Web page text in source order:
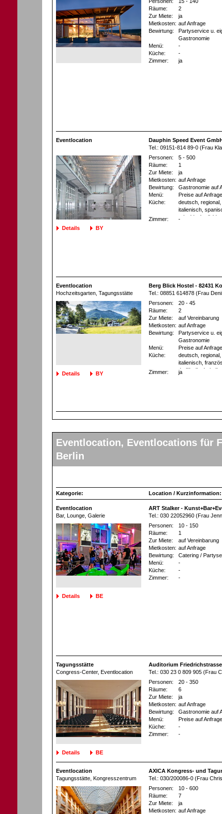
Räume:
2
Zur Miete:
ja
Mietkosten: auf Anfrage
Bewirtung:
Partyservice u.
Gastronomie
Menü:
-
Küche:
-
Zimmer:
ja
Eventlocation
Dauphin Speed Event
Tel.: 09151-814 89-0 (Frau
Details BY
Personen:
5 - 500
Räume:
1
Zur Miete:
ja
Mietkosten: auf Anfrage
Bewirtung:
Gastronomie auf
Menü:
Preise auf Anfrage
Küche:
deutsch,
italienisch,
griechisch,
Zimmer: -
Eventlocation
Hochzeitsgarten , Tagungsstätte
Berg Blick Hostel - 82431
Tel.: 08851 614878 (Frau
Details BY
Personen:
20 - 45
Räume:
2
Zur Miete:
auf Vereinbarung
Mietkosten: auf Anfrage
Bewirtung:
Partyservice u.
Gastronomie
Menü:
Preise auf Anfrage
Küche:
deutsch,
italienisch,
thailändisch,
Zimmer: ja
Eventlocation, Eventlocations für
Berlin
Kategorie: Location / Kurzinformation:
Eventlocation
Bar, Lounge , Galerie
ART Stalker -
Tel.: 030 22052960 (Frau
Details BE
Personen:
10 - 150
Räume:
1
Zur Miete:
auf Vereinbarung
Mietkosten: auf Anfrage
Bewirtung:
Catering /
Menü:
-
Küche:
-
Zimmer:
-
Tagungsstätte
Congress-Center, Eventlocation
Auditorium Friedrichstrasse
Tel.: 030 23 0 809 905 (Frau
Details BE
Personen:
20 - 350
Räume:
6
Zur Miete:
ja
Mietkosten: auf Anfrage
Bewirtung:
Gastronomie auf
Menü:
Preise auf Anfrage
Küche:
-
Zimmer:
-
Eventlocation
Tagungsstätte , Kongresszentrum
AXICA Kongress- und
Tel.: 030/200086-0 (Frau
Personen:
10 - 600
Räume:
7
Zur Miete:
ja
Mietkosten: auf Anfrage